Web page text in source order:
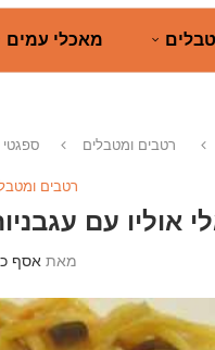
מאכלי עמים
רטבים ומטבלים ספגטי
רטבים
אוליו עם
מאת אסף